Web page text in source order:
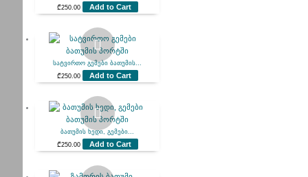
₾250.00 Add to Cart
სატვირთო გემები ბათუმის...
₾250.00 Add to Cart
ბათუმის ხედი, გემები...
₾250.00 Add to Cart